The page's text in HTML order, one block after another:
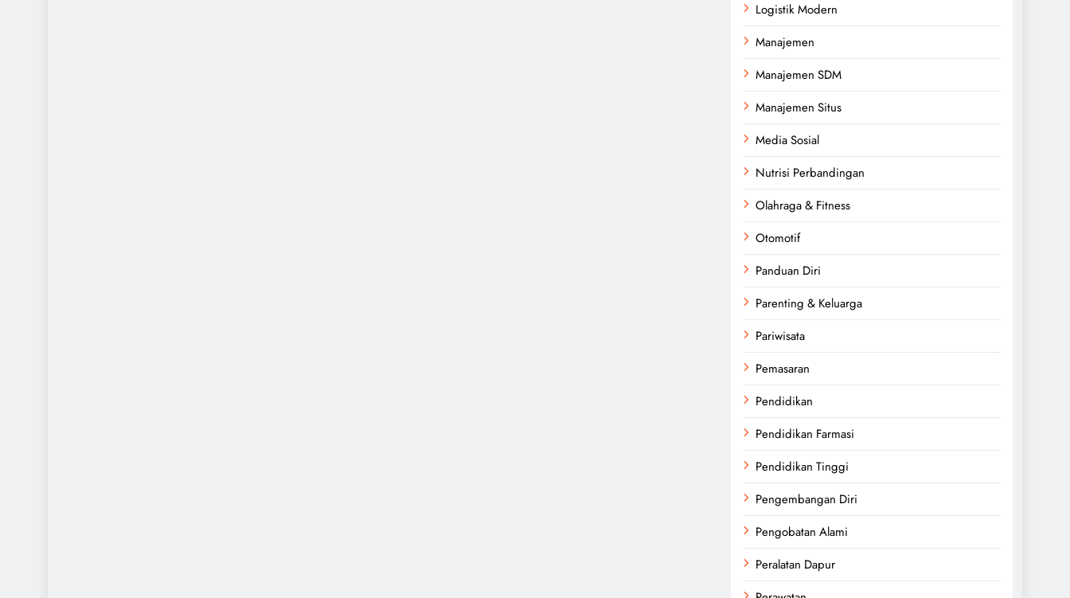
Logistik Modern
Manajemen
Manajemen SDM
Manajemen Situs
Media Sosial
Nutrisi Perbandingan
Olahraga & Fitness
Otomotif
Panduan Diri
Parenting & Keluarga
Pariwisata
Pemasaran
Pendidikan
Pendidikan Farmasi
Pendidikan Tinggi
Pengembangan Diri
Pengobatan Alami
Peralatan Dapur